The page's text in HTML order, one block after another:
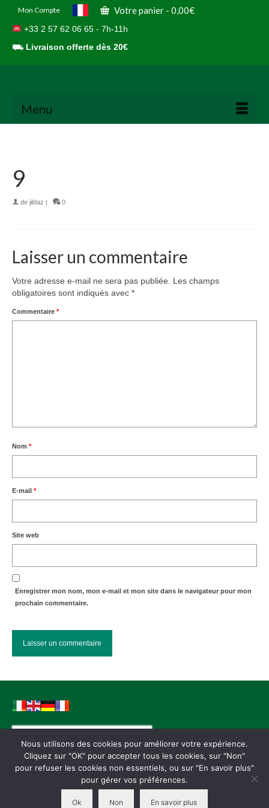
Mon Compte Votre panier - 0,00€
+33 2 57 62 06 65 - 7h-11h
⛟ Livraison offerte dès 20€
Menu
9
de jildaz | 0
Laisser un commentaire
Votre adresse e-mail ne sera pas publiée.
Les champs
obligatoires sont indiqués avec *
Commentaire *
Nom *
E-mail *
Site web
Enregistrer mon nom, mon e-mail et mon site dans le navigateur pour mon
prochain commentaire.
Rechercher :
Mentions légales Ressources
Garantie – Warranty Politique de confidentialité
Nous utilisons des cookies pour améliorer votre expérience.
Cliquez sur "OK" pour accepter tous les cookies, sur "Non"
pour refuser les cookies non essentiels, ou sur "En savoir plus"
pour gérer vos préférences.
Ok Non En savoir plus